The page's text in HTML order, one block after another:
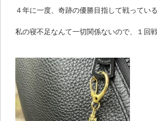
４年に一度、奇跡の優勝目指して戦ってい
私の寝不足なんて一切関係ないので、１回